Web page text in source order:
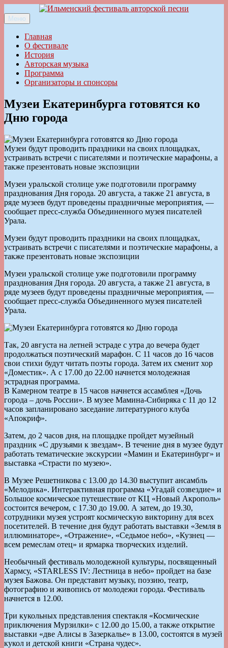
к
содержимому
Ильменский фестиваль авторской песни
Меню
Главная
О фестивале
История
Авторская музыка
Программа
Организаторы и спонсоры
Музеи Екатеринбурга готовятся ко
Дню города
Музеи будут проводить праздники на своих площадках,
устраивать встречи с писателями и поэтические марафоны, а
также презентовать новые экспозиции
Музеи уральской столице уже подготовили программу
празднования Дня города. 20 августа, а также 21 августа, в
ряде музеев будут проведены праздничные мероприятия, —
сообщает пресс-служба Объединенного музея писателей
Урала.
Музеи будут проводить праздники на своих площадках,
устраивать встречи с писателями и поэтические марафоны, а
также презентовать новые экспозиции
Музеи уральской столице уже подготовили программу
празднования Дня города. 20 августа, а также 21 августа, в
ряде музеев будут проведены праздничные мероприятия, —
сообщает пресс-служба Объединенного музея писателей
Урала.
Так, 20 августа на летней эстраде с утра до вечера будет
продолжаться поэтический марафон. С 11 часов до 16 часов
свои стихи будут читать поэты города. Затем их сменит хор
«Доместик». А с 17.00 до 22.00 начнется молодежная
эстрадная программа.
В Камерном театре в 15 часов начнется ассамблея «Дочь
города – дочь России». В музее Мамина-Сибиряка с 11 до 12
часов запланировано заседание литературного клуба
«Апокриф».
Затем, до 2 часов дня, на площадке пройдет музейный
праздник «С друзьями к звездам». В течение дня в музее будут
работать тематические экскурсии «Мамин и Екатеринбург» и
выставка «Страсти по музею».
В Музее Решетникова с 13.00 до 14.30 выступит ансамбль
«Мелодика». Интерактивная программа «Угадай созвездие» и
Большое космическое путешествие от КЦ «Новый Акрополь»
состоится вечером, с 17.30 до 19.00. А затем, до 19.30,
сотрудники музея устроят космическую викторину для всех
посетителей. В течение дня будут работать выставки «Земля в
иллюминаторе», «Отражение», «Седьмое небо», «Кузнец —
всем ремеслам отец» и ярмарка творческих изделий.
Необычный фестиваль молодежной культуры, посвященный
Хармсу, «STARLESS IV: Лестница в небо» пройдет на базе
музея Бажова. Он представит музыку, поэзию, театр,
фотографию и живопись от молодежи города. Фестиваль
начнется в 12.00.
Три кукольных представления спектакля «Космические
приключения Мурзилки» с 12.00 до 15.00, а также открытие
выставки «две Алисы в Зазеркалье» в 13.00, состоятся в музей
кукол и детской книги «Страна чудес».